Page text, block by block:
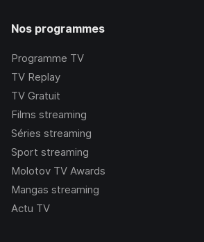
Nos programmes
Programme TV
TV Replay
TV Gratuit
Films streaming
Séries streaming
Sport streaming
Molotov TV Awards
Mangas streaming
Actu TV